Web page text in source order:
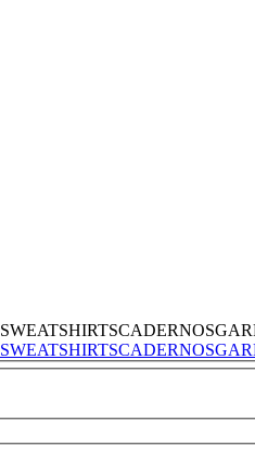
SWEATSHIRTSCADERNOS
SWEATSHIRTSCADERNOS